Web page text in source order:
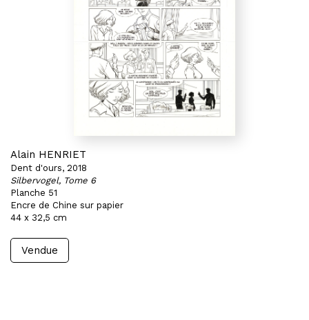
Alain HENRIET
Dent d'ours, 2018
Silbervogel, Tome 6
Planche 51
Encre de Chine sur papier
44 x 32,5 cm
Vendue